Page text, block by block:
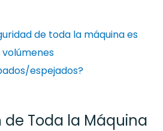
de toda la máquina es
espejados?
de Toda la Máquina